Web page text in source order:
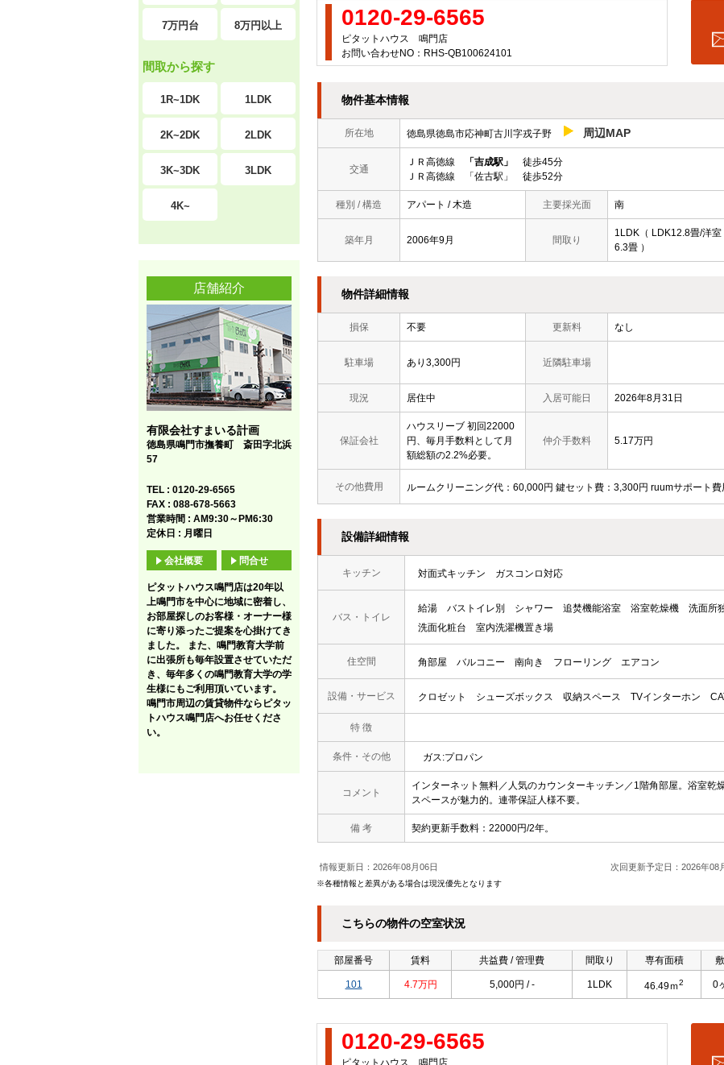
0120-29-6565
ピタットハウス 鳴門店
お問い合わせNO：RHS-QB100624101
物件基本情報
所在地 徳島県徳島市応神町古川字戎子野 周辺MAP
交通
ＪＲ高徳線 「吉成駅」
徒歩45分
ＪＲ高徳線 「佐古駅」 徒歩52分
種別 / 構造 アパート / 木造 主要採光面 南
築年月 2006年9月 間取り
1LDK（ LDK12.8畳/洋室
6.3畳 ）
物件詳細情報
損保 不要 更新料 なし
駐車場 あり3,300円 近隣駐車場
現況 居住中 入居可能日 2026年8月31日
保証会社
ハウスリーブ 初回22000
円、毎月手数料として月
額総額の2.2%必要。
仲介手数料 5.17万円
その他費用 ルームクリーニング代：60,000円 鍵セット費：3,300円 ruumサポート
設備詳細情報
キッチン 対面式キッチン ガスコンロ対応
バス・トイレ
給湯 バストイレ別 シャワー 追焚機能浴室 浴室乾燥機 洗面所
洗面化粧台
室内洗濯機置き場
住空間 角部屋 バルコニー 南向き フローリング エアコン
設備・サービス クロゼット シューズボックス 収納スペース TVインターホン
特 徴
条件・その他 ガス:プロパン
コメント
インターネット無料／人気のカウンターキッチン／1階角部屋。浴室乾
スペースが魅力的。連帯保証人様不要。
備 考 契約更新手数料：22000円/2年。
情報更新日：2026年08月06日 次回更新予定日：2026年08
※各種情報と差異がある場合は現況優先となります
こちらの物件の空室状況
部屋番号 賃料 共益費 / 管理費 間取り 専有面積
101 4.7万円 5,000円 / - 1LDK 46.49ｍ2 0
0120-29-6565
7万円台 8万円以上
間取から探す
1R~1DK 1LDK
2K~2DK 2LDK
3K~3DK 3LDK
4K~
店舗紹介
有限会社すまいる計画
徳島県鳴門市撫養町 斎田字北浜
57
TEL : 0120-29-6565
FAX : 088-678-5663
営業時間 : AM9:30～PM6:30
定休日 : 月曜日
会社概要 問合せ
ピタットハウス鳴門店は20年以
上鳴門市を中心に地域に密着し、
お部屋探しのお客様・オーナー様
に寄り添ったご提案を心掛けてき
ました。 また、鳴門教育大学前
に出張所も毎年設置させていただ
き、毎年多くの鳴門教育大学の学
生様にもご利用頂いています。
鳴門市周辺の賃貸物件ならピタッ
トハウス鳴門店へお任せくださ
い。